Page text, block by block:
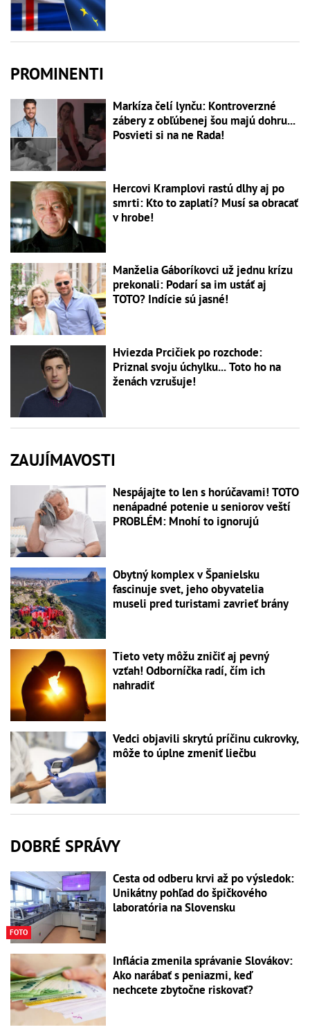
PROMINENTI
Markíza čelí lynču: Kontroverzné
zábery z obľúbenej šou majú dohru...
Posvieti si na ne Rada!
Hercovi Kramplovi rastú dlhy aj po
smrti: Kto to zaplatí? Musí sa obracať
v hrobe!
Manželia Gáboríkovci už jednu krízu
prekonali: Podarí sa im ustáť aj
TOTO? Indície sú jasné!
Hviezda Prcičiek po rozchode:
Priznal svoju úchylku... Toto ho na
ženách vzrušuje!
ZAUJÍMAVOSTI
Nespájajte to len s horúčavami! TOTO
nenápadné potenie u seniorov veští
PROBLÉM: Mnohí to ignorujú
Obytný komplex v Španielsku
fascinuje svet, jeho obyvatelia
museli pred turistami zavrieť brány
Tieto vety môžu zničiť aj pevný
vzťah! Odborníčka radí, čím ich
nahradiť
Vedci objavili skrytú príčinu cukrovky,
môže to úplne zmeniť liečbu
DOBRÉ SPRÁVY
FOTO
Cesta od odberu krvi až po výsledok:
Unikátny pohľad do špičkového
laboratória na Slovensku
Inflácia zmenila správanie Slovákov:
Ako narábať s peniazmi, keď
nechcete zbytočne riskovať?